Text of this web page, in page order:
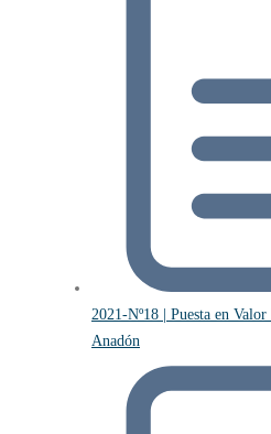
2021-Nº18 | Puesta en
Anadón